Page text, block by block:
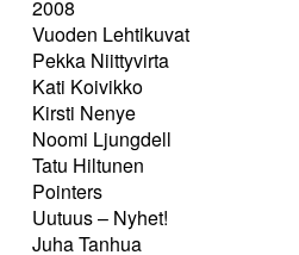
2008
Vuoden Lehtikuvat
Pekka Niittyvirta
Kati Koivikko
Kirsti Nenye
Noomi Ljungdell
Tatu Hiltunen
Pointers
Uutuus – Nyhet!
Juha Tanhua